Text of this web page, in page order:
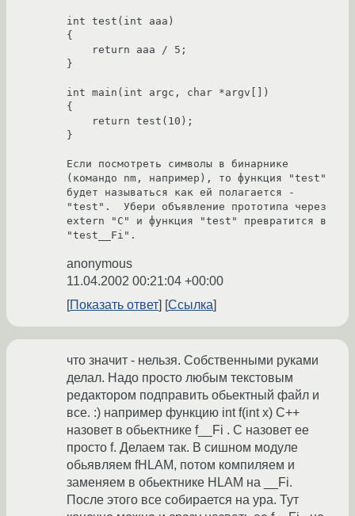
int test(int aaa)
{
}
int main(int argc, char *argv[])
{
}
Если посмотреть символы в бинарнике
(командо nm, например), то функция "test"
будет называться как ей полагается -
"test".  Убери объявление прототипа через
extern "C" и функция "test" превратится в
"test__Fi".
anonymous
11.04.2002 00:21:04 +00:00
Показать ответ
Ссылка
что значит - нельзя. Собственными руками
делал. Надо просто любым текстовым
редактором подправить обьектный файл и
все. :) например функцию int f(int x) C++
назовет в обьектнике f__Fi . C назовет ее
просто f. Делаем так. В сишном модуле
обьявляем fHLAM, потом компиляем и
заменяем в обьектнике HLAM на __Fi.
После этого все собирается на ура. Тут